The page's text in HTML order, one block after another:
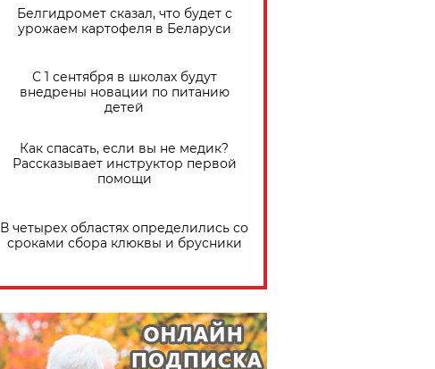
Белгидромет сказал, что будет с
урожаем картофеля в Беларуси
С 1 сентября в школах будут
внедрены новации по питанию
детей
Как спасать, если вы не медик?
Рассказывает инструктор первой
помощи
В четырех областях определились со
сроками сбора клюквы и брусники